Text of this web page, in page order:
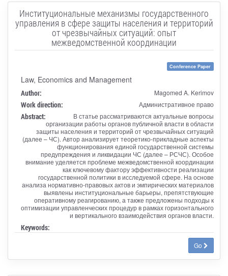
Институциональные механизмы государственного
управления в сфере защиты населения и территорий
от чрезвычайных ситуаций: опыт
межведомственной координации
Conference Paper
Law, Economics and Management
Author: Magomed A. Kerimov
Work direction: Административное право
Abstract:
В статье рассматриваются актуальные вопросы
организации работы органов публичной власти в области
защиты населения и территорий от чрезвычайных ситуаций
(далее – ЧС). Автор анализирует теоретико-прикладные аспекты
функционирования единой государственной системы
предупреждения и ликвидации ЧС (далее – РСЧС). Особое
внимание уделяется проблеме межведомственной координации
как ключевому фактору эффективности реализации
государственной политики в исследуемой сфере. На основе
анализа нормативно-правовых актов и эмпирических материалов
выявлены институциональные барьеры, препятствующие
оперативному реагированию, а также предложены подходы к
оптимизации управленческих процедур в рамках горизонтального
и вертикального взаимодействия органов власти.
Keywords:
Go